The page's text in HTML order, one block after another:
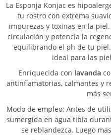
La Esponja Konjac es
tu rostro con extrema
impurezas y toxinas en la
circulación y potencia la
equilibrando el ph de tu
ideal para las
Enriquecida con lavanda
antinflamatorias, calmantes y
más
Modo de empleo: Antes de
sumergida en agua tibia
se reblandezca. Luego